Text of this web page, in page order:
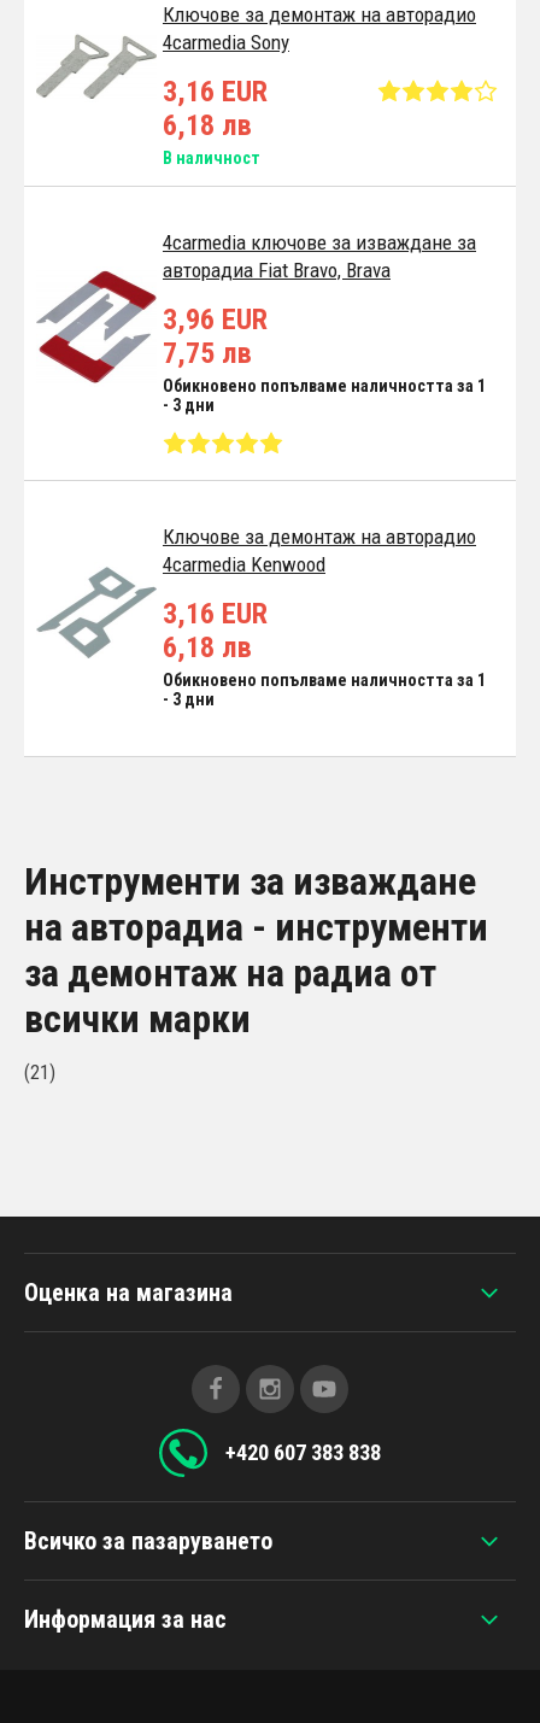
Ключове за демонтаж на авторадио
4carmedia Sony
3,16 EUR
6,18 лв
В наличност
4carmedia ключове за изваждане за
авторадиа Fiat Bravo, Brava
3,96 EUR
7,75 лв
Обикновено попълваме наличността за 1
- 3 дни
Ключове за демонтаж на авторадио
4carmedia Kenwood
3,16 EUR
6,18 лв
Обикновено попълваме наличността за 1
- 3 дни
Инструменти за изваждане
на авторадиа - инструменти
за демонтаж на радиа от
всички марки
(21)
Всичко за пазаруването
Информация за нас
Оценка на магазина
+420 607 383 838